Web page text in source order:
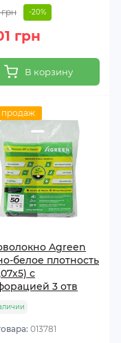
грн -20%
грн
В корзину
продаж
Agreen
белое плотность
с
3 отв
013781